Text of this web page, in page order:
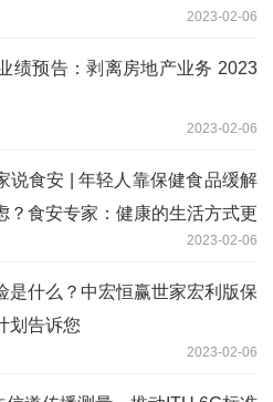
2023-02-06
绩预告：剥离房地产业务 2023
2023-02-06
说食安 | 年轻人靠保健食品缓解
？食安专家：健康的生活方式更
2023-02-06
是什么？中宏恒赢世家宏利版保
划告诉您
2023-02-06